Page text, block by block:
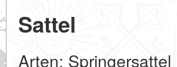
Sattel
Arten: